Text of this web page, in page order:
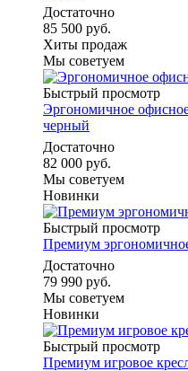
Достаточно
85 500 руб.
Хиты продаж
Мы советуем
Быстрый просмотр
Эргономичное
черный
Достаточно
82 000 руб.
Мы советуем
Новинки
Быстрый просмотр
Премиум
Достаточно
79 990 руб.
Мы советуем
Новинки
Быстрый просмотр
Премиум игровое